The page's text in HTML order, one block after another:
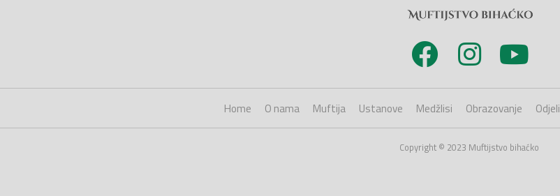
Home O nama Muftija Ustanove Medžlisi Obrazovanje Odjeli
Copyright © 2023 Muftijstvo bihaćko